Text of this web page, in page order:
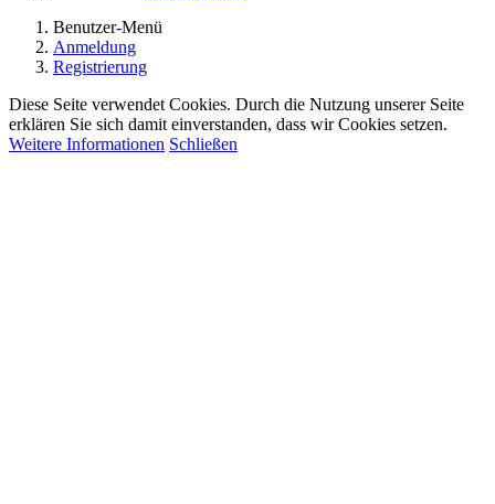
Benutzer-Menü
Anmeldung
Registrierung
Diese Seite verwendet Cookies. Durch die Nutzung unserer Seite
erklären Sie sich damit einverstanden, dass wir Cookies setzen.
Weitere Informationen Schließen